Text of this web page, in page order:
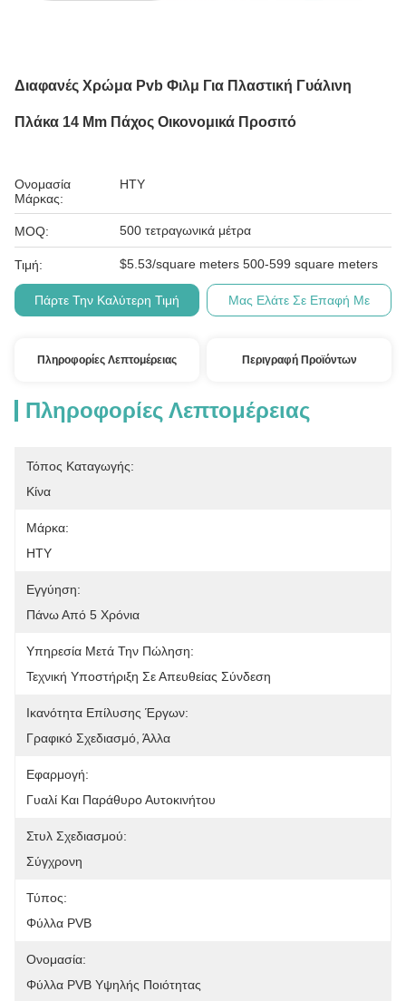
Διαφανές Χρώμα Pvb Φιλμ Για Πλαστική Γυάλινη
Πλάκα 14 Mm Πάχος Οικονομικά Προσιτό
Ονομασία
Μάρκας:
HTY
MOQ: 500 τετραγωνικά μέτρα
Τιμή: $5.53/square meters 500-599 square meters
Πάρτε Την Καλύτερη Τιμή Μας Ελάτε Σε Επαφή Με
Πληροφορίες Λεπτομέρειας Περιγραφή Προϊόντων
Πληροφορίες Λεπτομέρειας
Τόπος Καταγωγής:
Κίνα
Μάρκα:
HTY
Εγγύηση:
Πάνω Από 5 Χρόνια
Υπηρεσία Μετά Την Πώληση:
Τεχνική Υποστήριξη Σε Απευθείας Σύνδεση
Ικανότητα Επίλυσης Έργων:
Γραφικό Σχεδιασμό, Άλλα
Εφαρμογή:
Γυαλί Και Παράθυρο Αυτοκινήτου
Στυλ Σχεδιασμού:
Σύγχρονη
Τύπος:
Φύλλα PVB
Ονομασία:
Φύλλα PVB Υψηλής Ποιότητας